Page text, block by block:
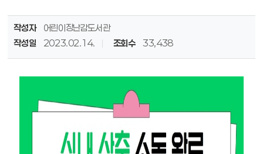
작성자
어린이장난감도서관
작성일
2023.02.14. 조회수 33,438